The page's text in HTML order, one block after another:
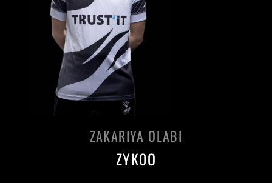
ZAKARIYA OLABI
ZYK0O